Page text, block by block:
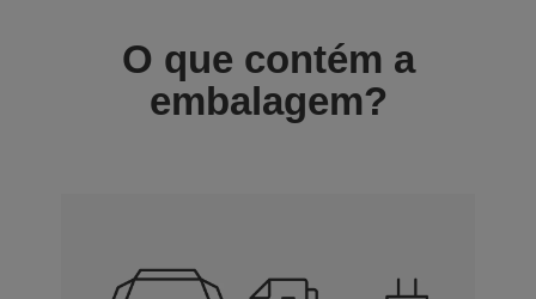
O que contém a
embalagem?